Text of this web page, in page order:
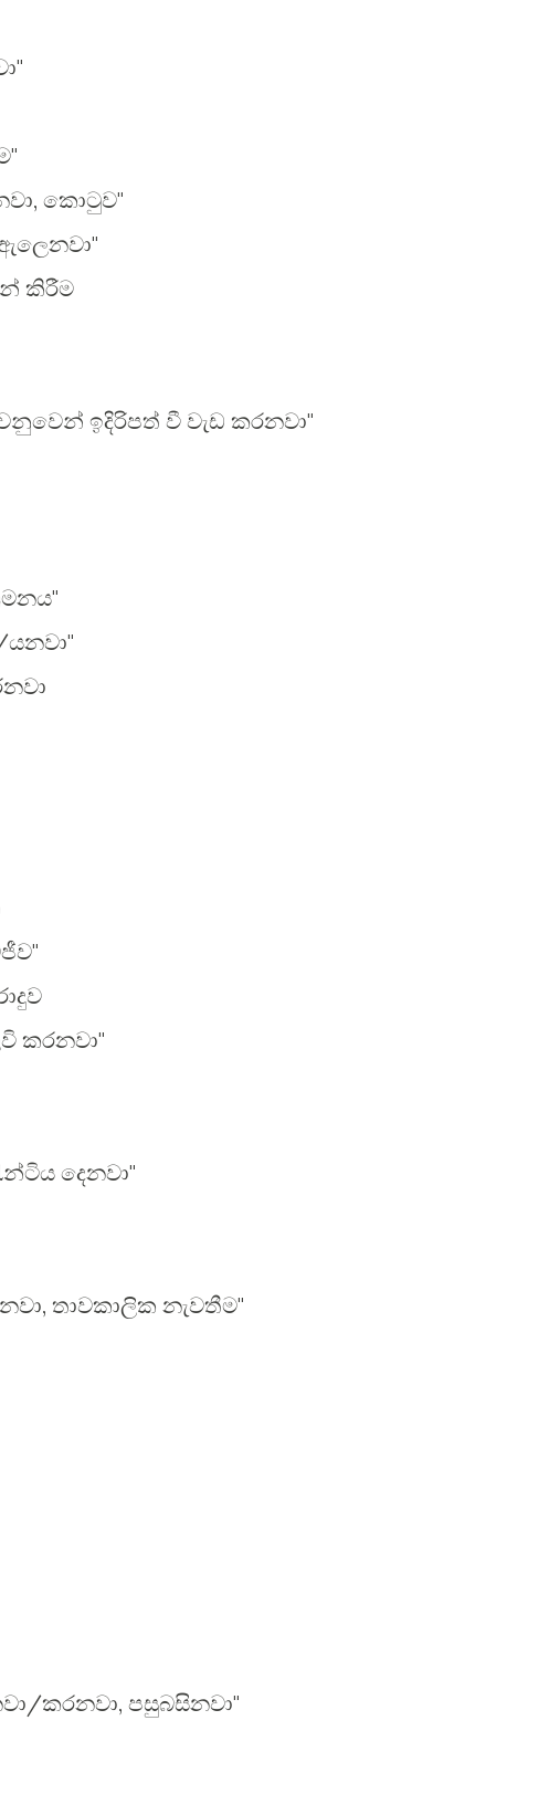
කොටුව"
කිරීම
ඉදිරිපත් වී වැඩ කරනවා"
කරනවා"
දෙනවා"
තාවකාලික නැවතීම"
කරනවා, පසුබසිනවා"